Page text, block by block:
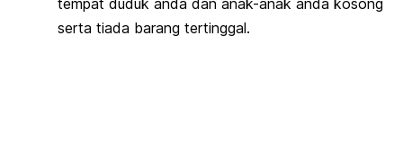
tempat duduk anda dan anak-anak anda kosong
serta tiada barang tertinggal.